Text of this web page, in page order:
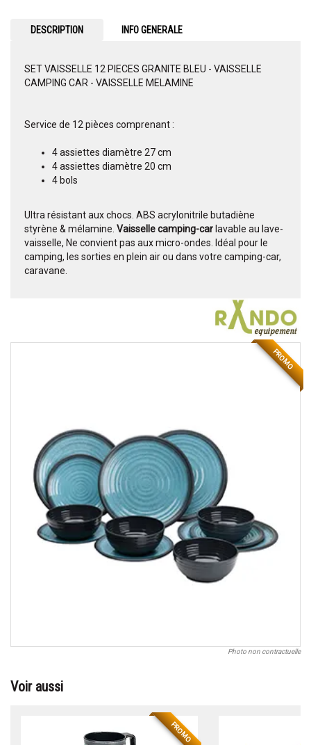
DESCRIPTION INFO GENERALE
SET VAISSELLE 12 PIECES GRANITE BLEU - VAISSELLE
CAMPING CAR - VAISSELLE MELAMINE
Service de 12 pièces comprenant :
4 assiettes diamètre 27 cm
4 assiettes diamètre 20 cm
4 bols
Ultra résistant aux chocs. ABS acrylonitrile butadiène
styrène & mélamine. Vaisselle camping-car lavable au lave-
vaisselle, Ne convient pas aux micro-ondes. Idéal pour le
camping, les sorties en plein air ou dans votre camping-car,
caravane.
PROMO
Photo non contractuelle
Voir aussi
PROMO